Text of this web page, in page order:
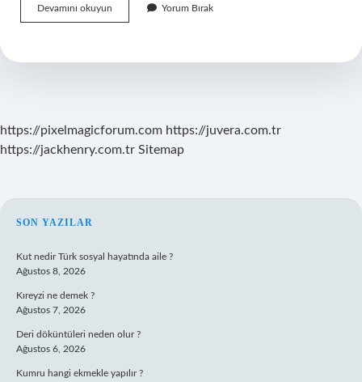
Devamını okuyun Dünyada
En
Kişi
Yorum Bırak
https://pixelmagicforum.com https://juvera.com.tr
https://jackhenry.com.tr Sitemap
SIDEBAR
SON YAZILAR
Kut nedir Türk sosyal hayatında aile ?
Ağustos 8, 2026
Kıreyzi ne demek ?
Ağustos 7, 2026
Deri döküntüleri neden olur ?
Ağustos 6, 2026
Kumru hangi ekmekle yapılır ?